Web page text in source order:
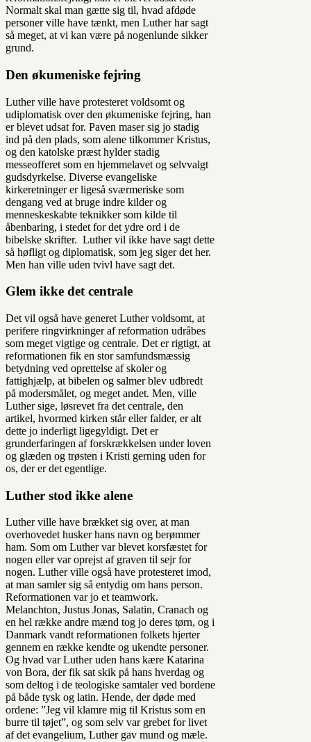
Normalt skal man gætte sig til, hvad afdøde
personer ville have tænkt, men Luther har sagt
så meget, at vi kan være på nogenlunde sikker
grund.
Den økumeniske fejring
Luther ville have protesteret voldsomt og
udiplomatisk over den økumeniske fejring, han
er blevet udsat for. Paven maser sig jo stadig
ind på den plads, som alene tilkommer Kristus,
og den katolske præst hylder stadig
messeofferet som en hjemmelavet og selvvalgt
gudsdyrkelse. Diverse evangeliske
kirkeretninger er ligeså sværmeriske som
dengang ved at bruge indre kilder og
menneskeskabte teknikker som kilde til
åbenbaring, i stedet for det ydre ord i de
bibelske skrifter. Luther vil ikke have sagt dette
så høfligt og diplomatisk, som jeg siger det her.
Men han ville uden tvivl have sagt det.
Glem ikke det centrale
Det vil også have generet Luther voldsomt, at
perifere ringvirkninger af reformation udråbes
som meget vigtige og centrale. Det er rigtigt, at
reformationen fik en stor samfundsmæssig
betydning ved oprettelse af skoler og
fattighjælp, at bibelen og salmer blev udbredt
på modersmålet, og meget andet. Men, ville
Luther sige, løsrevet fra det centrale, den
artikel, hvormed kirken står eller falder, er alt
dette jo inderligt ligegyldigt. Det er
grunderfaringen af forskrækkelsen under loven
og glæden og trøsten i Kristi gerning uden for
os, der er det egentlige.
Luther stod ikke alene
Luther ville have brækket sig over, at man
overhovedet husker hans navn og berømmer
ham. Som om Luther var blevet korsfæstet for
nogen eller var oprejst af graven til sejr for
nogen. Luther ville også have protesteret imod,
at man samler sig så entydig om hans person.
Reformationen var jo et teamwork.
Melanchton, Justus Jonas, Salatin, Cranach og
en hel række andre mænd tog jo deres tørn, og i
Danmark vandt reformationen folkets hjerter
gennem en række kendte og ukendte personer.
Og hvad var Luther uden hans kære Katarina
von Bora, der fik sat skik på hans hverdag og
som deltog i de teologiske samtaler ved bordene
på både tysk og latin. Hende, der døde med
ordene: ”Jeg vil klamre mig til Kristus som en
burre til tøjet”, og som selv var grebet for livet
af det evangelium, Luther gav mund og mæle.